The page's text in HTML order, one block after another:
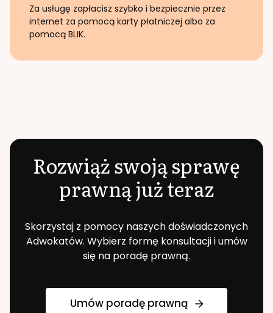
Za usługę zapłacisz szybko i bezpiecznie przez
internet za pomocą karty płatniczej albo za
pomocą BLIK.
Rozwiąż swoją sprawę
prawną już teraz
Skorzystaj z pomocy naszych doświadczonych
Adwokatów. Wybierz formę konsultacji i umów
się na poradę prawną.
Umów poradę prawną